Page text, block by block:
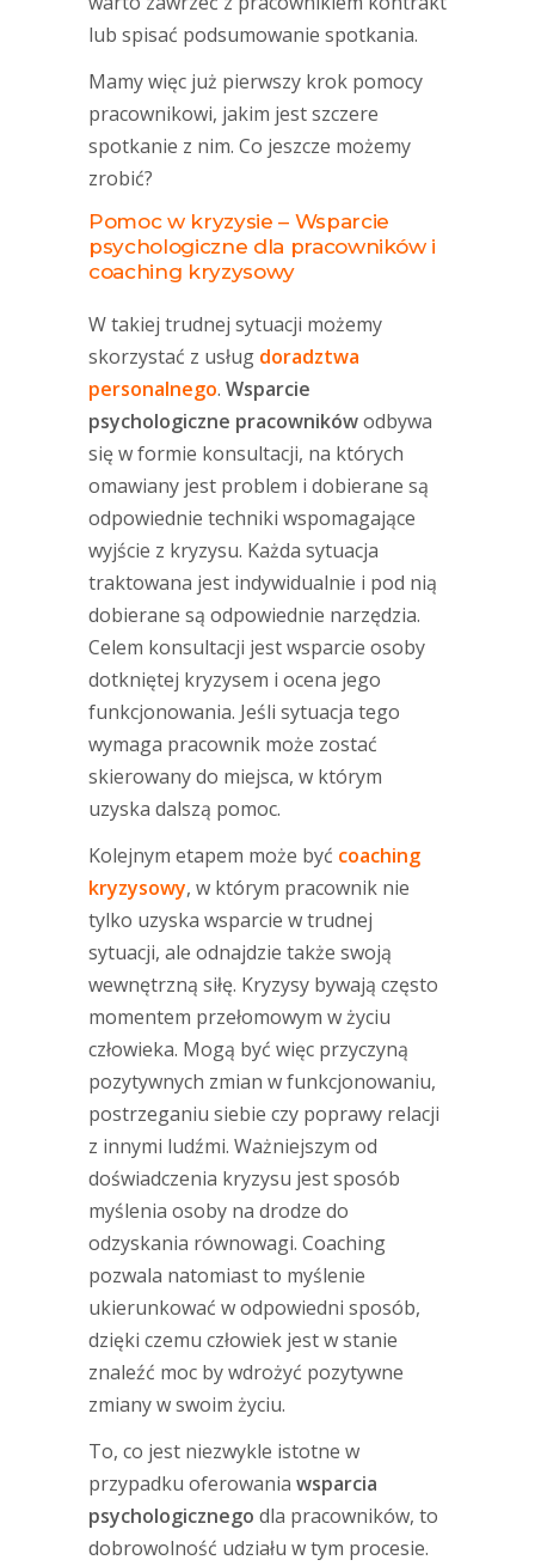
lub spisać podsumowanie spotkania.
Mamy więc już pierwszy krok pomocy
pracownikowi, jakim jest szczere
spotkanie z nim. Co jeszcze możemy
zrobić?
Pomoc w kryzysie – Wsparcie
psychologiczne dla pracowników i
coaching kryzysowy
W takiej trudnej sytuacji możemy
skorzystać z usług doradztwa
personalnego. Wsparcie
psychologiczne pracownikówodbywa
się w formie konsultacji, na których
omawiany jest problem i dobierane są
odpowiednie techniki wspomagające
wyjście z kryzysu. Każda sytuacja
traktowana jest indywidualnie i pod nią
dobierane są odpowiednie narzędzia.
Celem konsultacji jest wsparcie osoby
dotkniętej kryzysem i ocena jego
funkcjonowania. Jeśli sytuacja tego
wymaga pracownik może zostać
skierowany do miejsca, w którym
uzyska dalszą pomoc.
Kolejnym etapem może być coaching
kryzysowy, w którym pracownik nie
tylko uzyska wsparcie w trudnej
sytuacji, ale odnajdzie także swoją
wewnętrzną siłę. Kryzysy bywają często
momentem przełomowym w życiu
człowieka. Mogą być więc przyczyną
pozytywnych zmian w funkcjonowaniu,
postrzeganiu siebie czy poprawy relacji
z innymi ludźmi. Ważniejszym od
doświadczenia kryzysu jest sposób
myślenia osoby na drodze do
odzyskania równowagi. Coaching
pozwala natomiast to myślenie
ukierunkować w odpowiedni sposób,
dzięki czemu człowiek jest w stanie
znaleźć moc by wdrożyć pozytywne
zmiany w swoim życiu.
To, co jest niezwykle istotne w
przypadku oferowania wsparcia
psychologicznego dla pracowników, to
dobrowolność udziału w tym procesie.